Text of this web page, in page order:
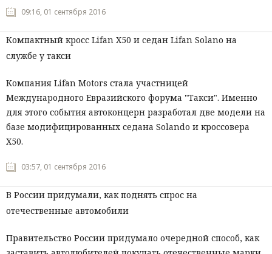
09:16, 01 сентября 2016
Компактный кросс Lifan X50 и седан Lifan Solano на
службе у такси
Компания Lifan Motors стала участницей
Международного Евразийского форума "Такси". Именно
для этого события автоконцерн разработал две модели на
базе модифицированных седана Solando и кроссовера
Х50.
03:57, 01 сентября 2016
В России придумали, как поднять спрос на
отечественные автомобили
Правительство России придумало очередной способ, как